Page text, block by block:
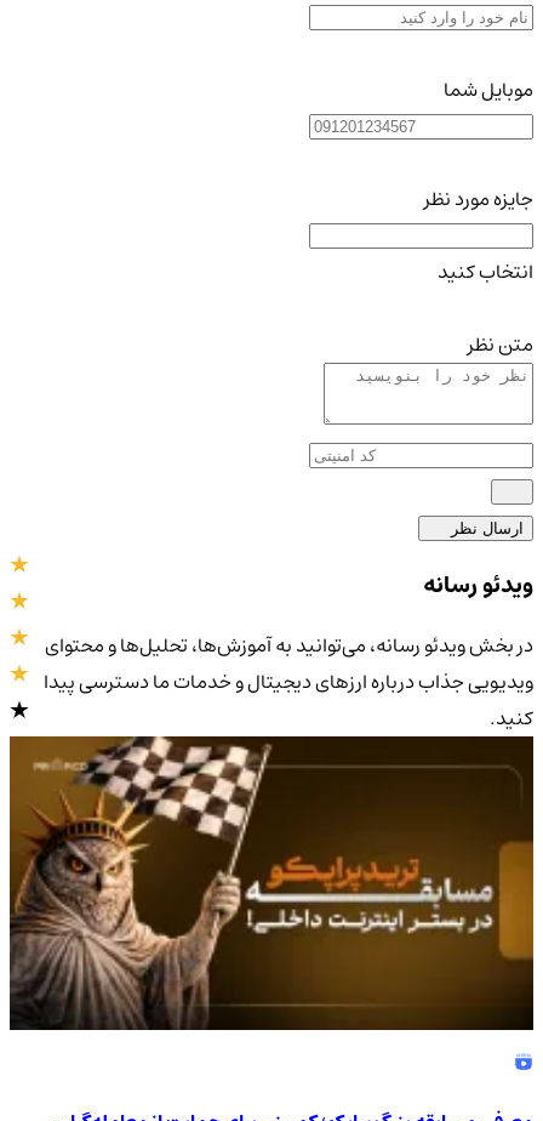
موبایل شما
جایزه مورد نظر
انتخاب کنید
متن نظر
ارسال نظر
4.9/5
ویدئو رسانه
در بخش ویدئو رسانه، می‌توانید به آموزش‌ها، تحلیل‌ها و محتوای
ویدیویی جذاب درباره ارزهای دیجیتال و خدمات ما دسترسی پیدا
کنید.